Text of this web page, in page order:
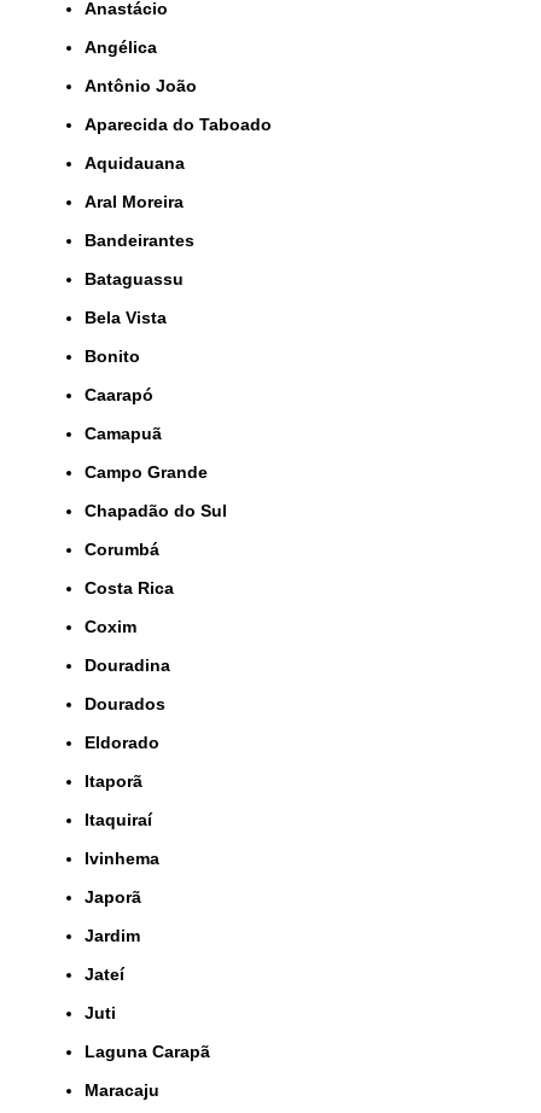
Anastácio
Angélica
Antônio João
Aparecida do Taboado
Aquidauana
Aral Moreira
Bandeirantes
Bataguassu
Bela Vista
Bonito
Caarapó
Camapuã
Campo Grande
Chapadão do Sul
Corumbá
Costa Rica
Coxim
Douradina
Dourados
Eldorado
Itaporã
Itaquiraí
Ivinhema
Japorã
Jardim
Jateí
Juti
Laguna Carapã
Maracaju